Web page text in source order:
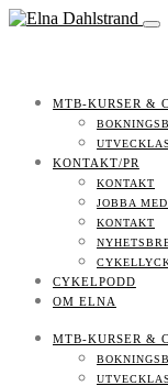
MTB-KURSER &
KONTAKT/PR
KONTAKT
JOBBA
KONTAKT
CYKELPODD
OM ELNA
MTB-KURSER &